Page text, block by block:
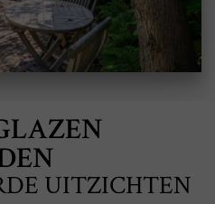
UITZICHTEN